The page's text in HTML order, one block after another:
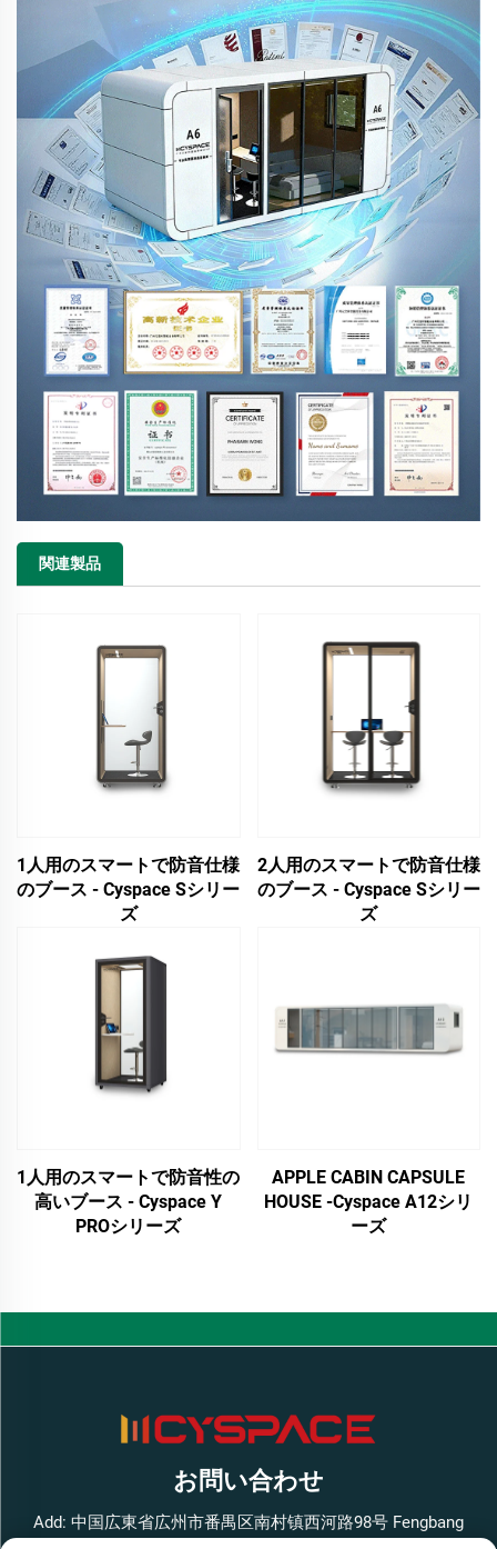
関連製品
1人用のスマートで防音仕様
のブース - Cyspace Sシリー
ズ
2人用のスマートで防音仕様
のブース - Cyspace Sシリー
ズ
1人用のスマートで防音性の
高いブース - Cyspace Y
PROシリーズ
APPLE CABIN CAPSULE
HOUSE -Cyspace A12シリ
ーズ
お問い合わせ
Add: 中国広東省広州市番禺区南村镇西河路98号 Fengbang